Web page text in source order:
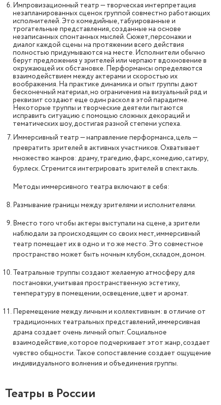
Импровизационный театр — творческая интерпретация
незапланированных сценок группой совместно работающих
исполнителей. Это комедийные, табуированные и
трогательные представления, созданные на основе
незаписанных спонтанных мыслей. Сюжет, персонажи и
диалог каждой сцены на протяжении всего действия
полностью придумываются на месте. Исполнители обычно
берут предложения у зрителей или черпают вдохновение в
окружающей их обстановке. Перформансы определяются
взаимодействием между актерами и скоростью их
воображения. На практике динамика и опыт группы дают
бесконечный материал, но ограничения на визуальный ряд и
реквизит создают еще один раскол в этой парадигме.
Некоторые труппы и творческие деятели пытаются
исправить ситуацию с помощью сложных декораций и
тематических шоу, достигая разной степени успеха.
Иммерсивный театр — направление перформанса, цель —
превратить зрителей в активных участников. Охватывает
множество жанров: драму, трагедию, фарс, комедию, сатиру,
бурлеск. Стремится интегрировать зрителей в спектакль.
Методы иммерсивного театра включают в себя:
Размывание границы между зрителями и исполнителями.
Вместо того чтобы актеры выступали на сцене, а зрители
наблюдали за происходящим со своих мест, иммерсивный
театр помещает их в одно и то же место. Это совместное
пространство может быть ночным клубом, складом, домом.
Театральные труппы создают желаемую атмосферу для
постановки, учитывая пространственную эстетику,
температуру в помещении, освещение, цвет и аромат.
Перемещение между личным и коллективным: в отличие от
традиционных театральных представлений, иммерсивная
драма создает очень личный опыт. Социальное
взаимодействие, которое подчеркивает этот жанр, создает
чувство общности. Такое сопоставление создает ощущение
индивидуального волнения и объединения группы.
Театры в России